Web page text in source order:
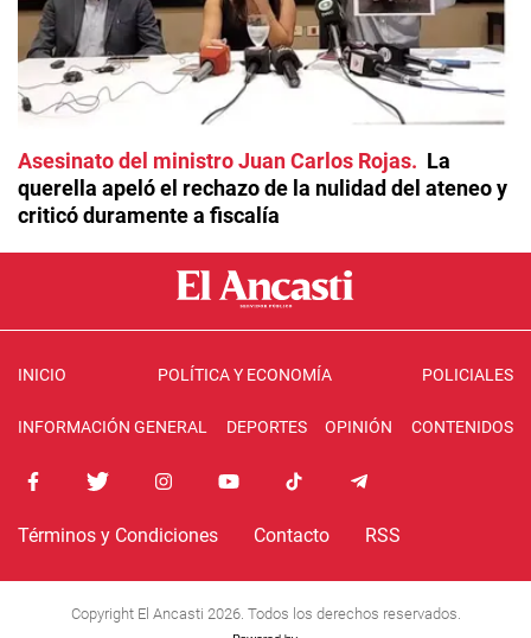
Asesinato del ministro Juan Carlos Rojas
La
querella apeló el rechazo de la nulidad del ateneo y
criticó duramente a fiscalía
INICIO POLÍTICA Y ECONOMÍA POLICIALES
INFORMACIÓN GENERAL DEPORTES OPINIÓN CONTENIDOS
Términos y Condiciones Contacto RSS
Copyright El Ancasti 2026. Todos los derechos reservados.